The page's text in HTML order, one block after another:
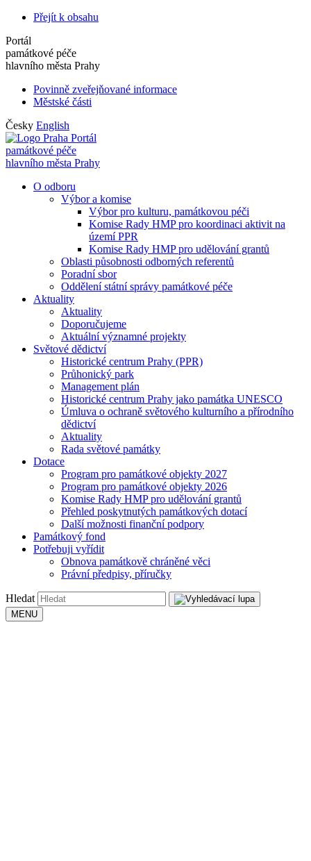
Přejít k obsahu
Portál
památkové péče
hlavního města Prahy
Povinně zveřejňované informace
Městské části
Česky English
Portál
památkové péče
hlavního města Prahy
O odboru
Výbor a komise
Výbor pro kulturu, památkovou péči
Komise Rady HMP pro koordinaci aktivit na
území PPR
Komise Rady HMP pro udělování grantů
Oblasti působnosti odborných referentů
Poradní sbor
Oddělení státní správy památkové péče
Aktuality
Aktuality
Doporučujeme
Aktuální významné projekty
Světové dědictví
Historické centrum Prahy (PPR)
Průhonický park
Management plán
Historické centrum Prahy jako památka UNESCO
Úmluva o ochraně světového kulturního a přírodního
dědictví
Aktuality
Rada světové památky
Dotace
Program pro památkové objekty 2027
Program pro památkové objekty 2026
Komise Rady HMP pro udělování grantů
Přehled poskytnutých památkových dotací
Další možnosti finanční podpory
Památkový fond
Potřebuji vyřídit
Obnova památkově chráněné věci
Právní předpisy, příručky
Hledat
MENU